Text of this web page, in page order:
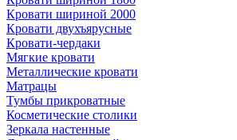
Кровати шириной 2000
Кровати двухъярусные
Кровати-чердаки
Мягкие кровати
Металлические кровати
Матрацы
Тумбы прикроватные
Косметические столики
Зеркала настенные